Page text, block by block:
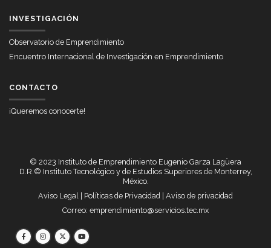
INVESTIGACIÓN
Observatorio de Emprendimiento
Encuentro Internacional de Investigación en Emprendimiento
CONTACTO
¡Queremos conocerte!
© 2023 Instituto de Emprendimiento Eugenio Garza Lagüera
D.R.© Instituto Tecnológico y de Estudios Superiores de Monterrey,
México.
Aviso Legal | Políticas de Privacidad | Aviso de privacidad
Correo: emprendimiento@servicios.tec.mx